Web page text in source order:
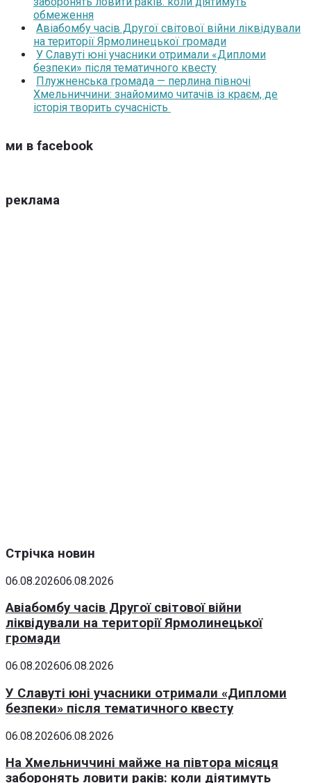
обмеження
Авіабомбу часів Другої світової війни ліквідували
на території Ярмолинецької громади
У Славуті юні учасники отримали «Дипломи
безпеки» після тематичного квесту
Плужненська громада — перлина півночі
Хмельниччини: знайомимо читачів із краєм, де
історія творить сучасність
ми в facebook
реклама
Стрічка новин
06.08.202606.08.2026
Авіабомбу часів Другої світової війни
ліквідували на території Ярмолинецької
громади
06.08.202606.08.2026
У Славуті юні учасники отримали «Дипломи
безпеки» після тематичного квесту
06.08.202606.08.2026
На Хмельниччині майже на півтора місяця
заборонять ловити раків: коли діятимуть